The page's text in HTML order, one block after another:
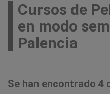
Cursos de
en modo
Palencia
Se han encontrado 4